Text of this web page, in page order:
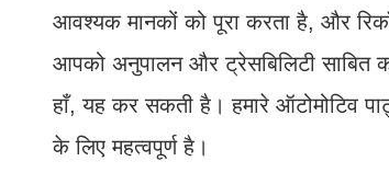
आवश्यक मानकों को पूरा करता है, और
आपको अनुपालन और ट्रेसबिलिटी साबित
हाँ, यह कर सकती है। हमारे ऑटोमोटिव
के लिए महत्वपूर्ण है।